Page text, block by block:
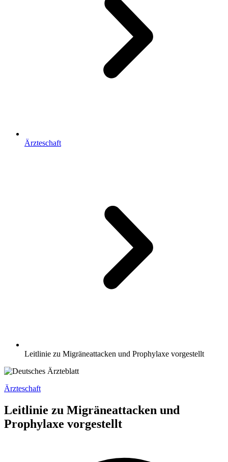
Ärzteschaft
Leitlinie zu Migräneattacken und Prophylaxe vorgestellt
Ärzteschaft
Leitlinie zu Migräneattacken und
Prophylaxe vorgestellt